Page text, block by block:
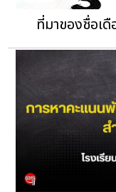
ที่มาของชื่อเ